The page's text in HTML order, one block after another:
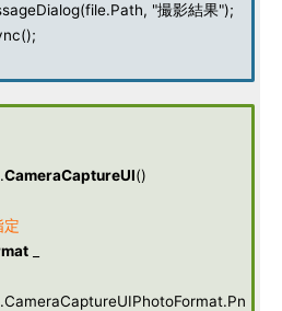
"撮影結果");
CameraCaptureUI()
定